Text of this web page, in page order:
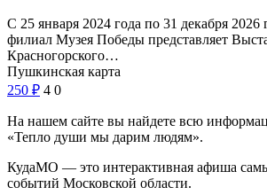
С 25 января 2024 года по 31 декабря 2026
филиал Музея Победы представляет
Красногорского…
Пушкинская карта
250 ₽ 4 0
На нашем сайте вы найдете всю
«Тепло души мы дарим людям».
КудаМО — это интерактивная афиша
событий Московской области.